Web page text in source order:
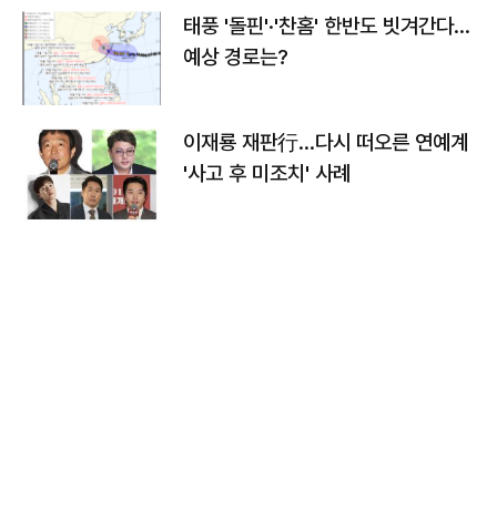
태풍 '돌핀'·'찬홈' 한반도 빗겨간다…
예상 경로는?
이재룡 재판行…다시 떠오른 연예계
'사고 후 미조치' 사례